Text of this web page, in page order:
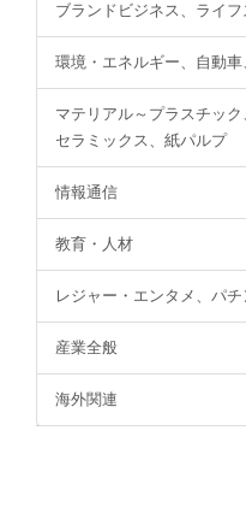
ブランドビジネス、ライ
環境・エネルギー、自動
マテリアル～プラスチック
セラミックス、紙パルプ
情報通信
教育・人材
レジャー・エンタメ、パ
産業全般
海外関連